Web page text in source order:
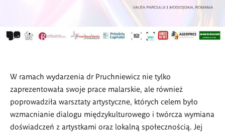
W ramach wydarzenia dr Pruchniewicz nie tylko
zaprezentowała swoje prace malarskie, ale również
poprowadziła warsztaty artystyczne, których celem było
wzmacnianie dialogu międzykulturowego i twórcza wymiana
doświadczeń z artystkami oraz lokalną społecznością. Jej